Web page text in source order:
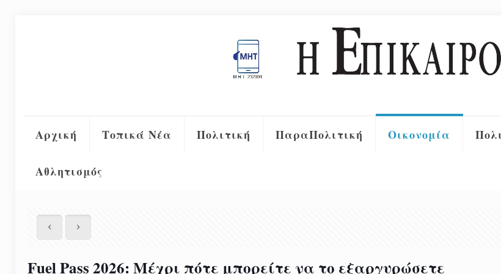
Αρχική Τοπικά Νέα Πολιτική ΠαραΠολιτική Οικονομία
Αθλητισμός
Fuel Pass 2026: Μέχρι πότε μπορείτε να το εξαργυρώσετε